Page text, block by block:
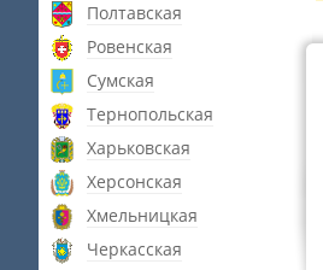
Полтавская
Ровенская
Сумская
Тернопольская
Харьковская
Херсонская
Хмельницкая
Черкасская